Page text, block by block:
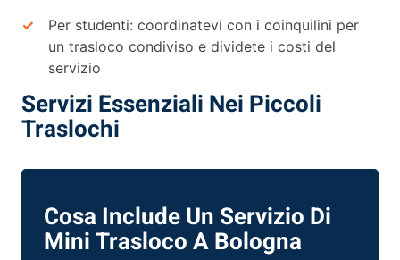
Per studenti: coordinatevi con i coinquilini per
un trasloco condiviso e dividete i costi del
servizio
Servizi Essenziali Nei Piccoli
Traslochi
Cosa Include Un Servizio Di
Mini Trasloco A Bologna